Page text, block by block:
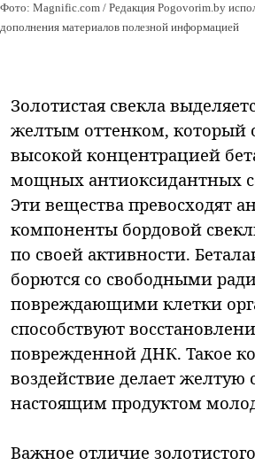
Фото: Magnific.com / Редакция Pogovorim.by
дополнения материалов полезной информацией
Золотистая свекла
желтым оттенком, который
высокой концентрацией
мощных антиоксидантных
Эти вещества превосходят
компоненты бордовой
по своей активности.
борются со свободными
повреждающими клетки
способствуют
поврежденной ДНК. Такое
воздействие делает желтую
настоящим продуктом
Важное отличие